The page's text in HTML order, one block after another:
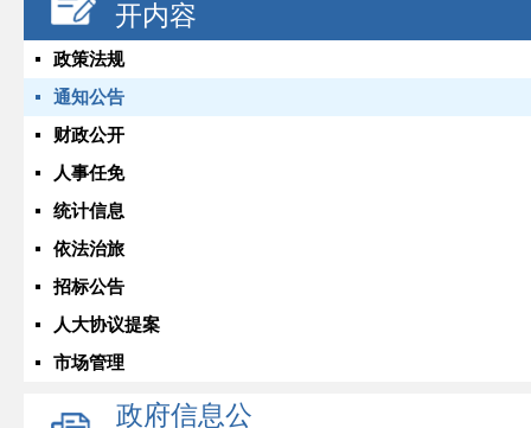
开内容
政策法规
通知公告
财政公开
人事任免
统计信息
依法治旅
招标公告
人大协议提案
市场管理
政府信息公